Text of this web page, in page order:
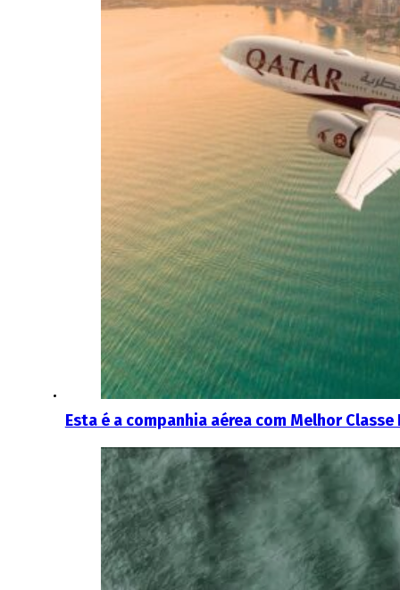
Esta é a companhia aérea com Melhor